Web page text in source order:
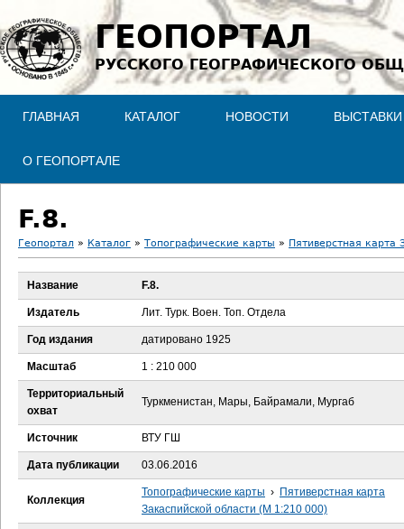
Jump to navigation
ГЕОПОРТАЛ
РУССКОГО ГЕОГРАФИЧЕСКОГО
ГЛАВНАЯ КАТАЛОГ НОВОСТИ ВЫСТАВКИ
О ГЕОПОРТАЛЕ
F.8.
В
ы
д
е
с
ь
Геопортал » Каталог » Топографические карты » Пятиверстная карта
Название F.8.
Издатель Лит. Турк. Воен. Топ. Отдела
Год издания датировано 1925
Масштаб 1 : 210 000
Территориальный
охват
Туркменистан, Мары, Байрамали, Мургаб
Источник ВТУ ГШ
Дата публикации 03.06.2016
Коллекция
Топографические карты › Пятиверстная карта
Закаспийской области (М 1:210 000)